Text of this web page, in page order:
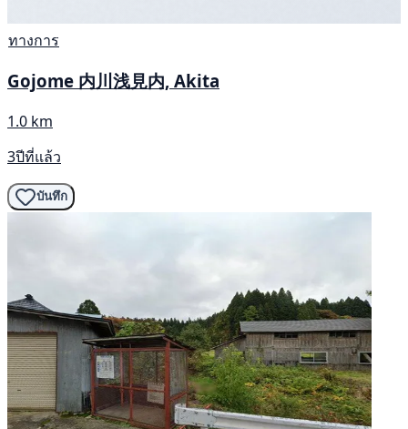
ทางการ
Gojome 内川浅見内, Akita
1.0 km
3ปีที่แล้ว
บันทึก